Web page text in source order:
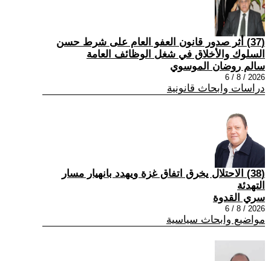
(37) أثر صدور قانون العفو العام على شرط حسن
السلوك والأخلاق في شغل الوظائف العامة
سالم روضان الموسوي
2026 / 8 / 6
دراسات وابحاث قانونية
(38) الاحتلال يخرق اتفاق غزة ويهدد بانهيار مسار
التهدئة
سري القدوة
2026 / 8 / 6
مواضيع وابحاث سياسية